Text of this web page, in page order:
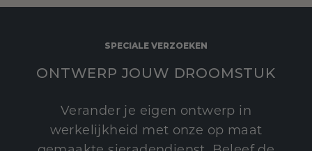
SPECIALE VERZOEKEN
ONTWERP JOUW DROOMSTUK
Verander je eigen ontwerp in
werkelijkheid met onze op maat